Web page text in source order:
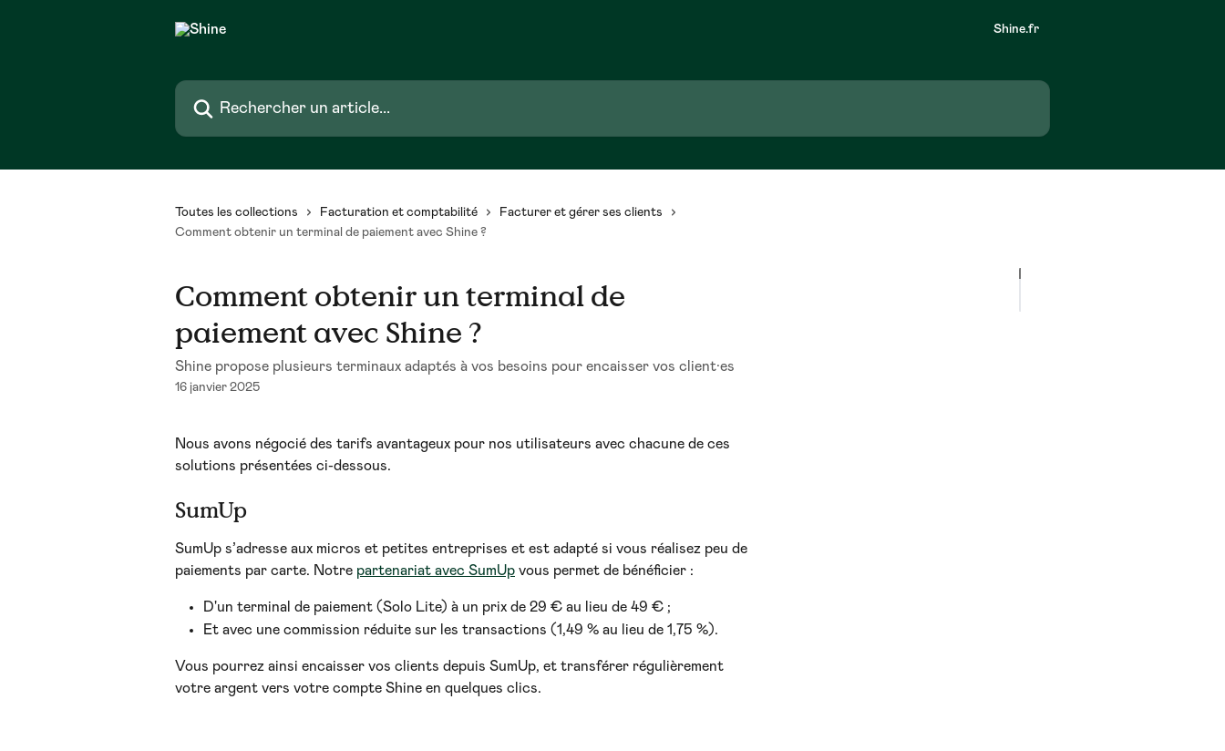
Shine.fr
Rechercher un article...
Toutes les collections Facturation et comptabilité
Facturer et gérer ses clients
Comment obtenir un terminal de paiement avec Shine ?
Comment obtenir un terminal de
paiement avec Shine ?
Shine propose plusieurs terminaux adaptés à vos besoins pour encaisser vos client·es
16 janvier 2025
Nous avons négocié des tarifs avantageux pour nos utilisateurs avec chacune de ces
solutions présentées ci-dessous.
SumUp
SumUp s’adresse aux micros et petites entreprises et est adapté si vous réalisez peu de
paiements par carte. Notre partenariat avec SumUp vous permet de bénéficier :
D'un terminal de paiement (Solo Lite) à un prix de 29 € au lieu de 49 € ;
Et avec une commission réduite sur les transactions (1,49 % au lieu de 1,75 %).
Vous pourrez ainsi encaisser vos clients depuis SumUp, et transférer régulièrement
votre argent vers votre compte Shine en quelques clics.